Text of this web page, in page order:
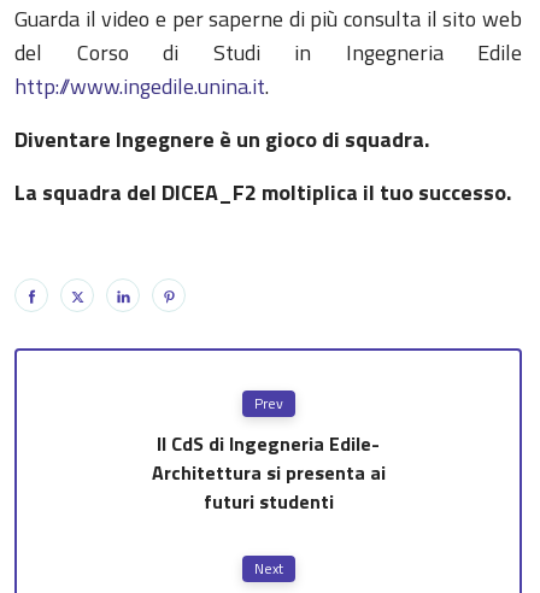
Guarda il video e per saperne di più consulta il sito web
del Corso di Studi in Ingegneria Edile
http://www.ingedile.unina.it.
Diventare Ingegnere è un gioco di squadra.
La squadra del DICEA_F2 moltiplica il tuo successo.
Prev
Il CdS di Ingegneria Edile-
Architettura si presenta ai
futuri studenti
Next